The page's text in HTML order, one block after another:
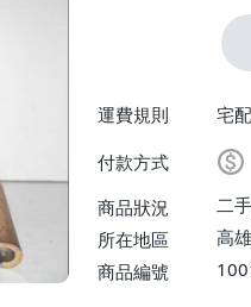
運費規則
宅
付款方式
商品狀況
二
所在地區
高
商品編號